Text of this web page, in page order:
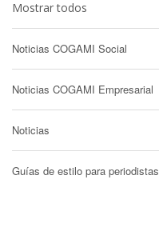
Mostrar todos
Noticias COGAMI Social
Noticias COGAMI Empresarial
Noticias
Guías de estilo para periodistas